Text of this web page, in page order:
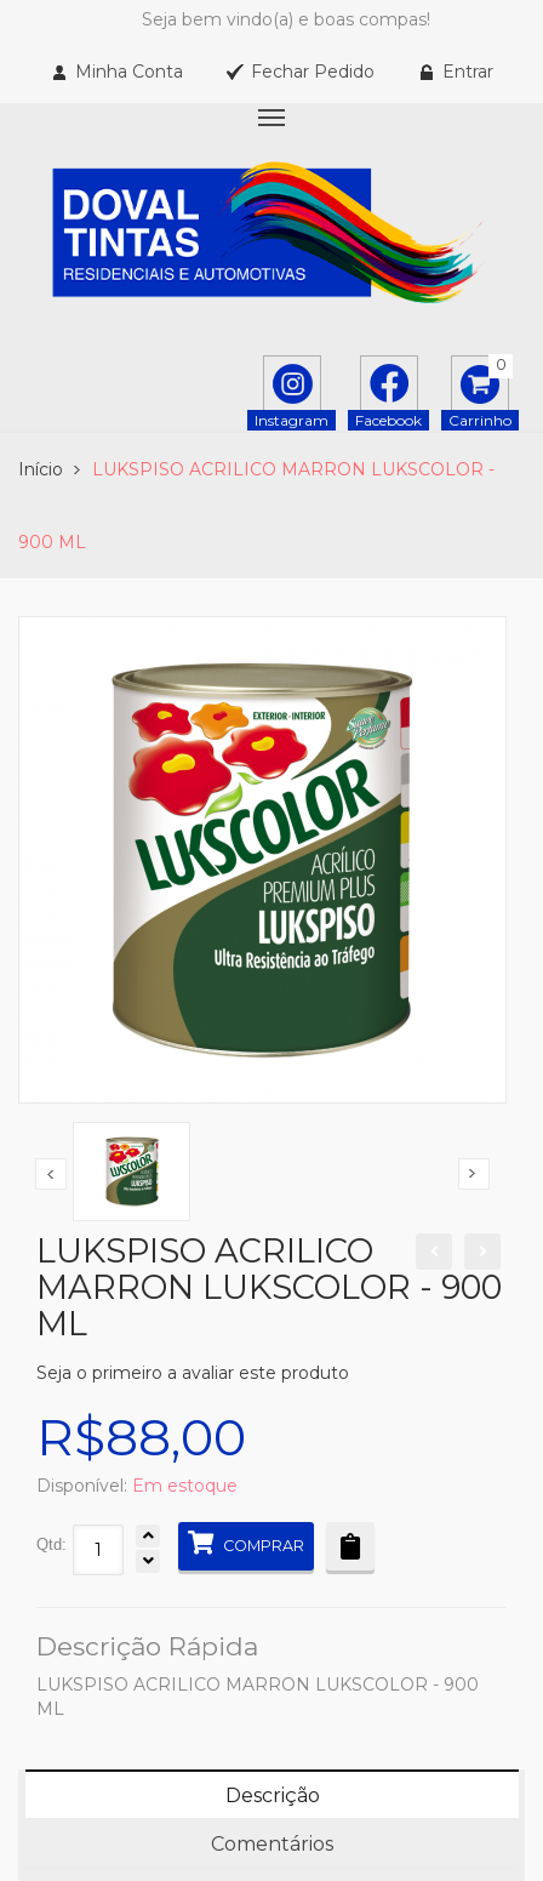
Seja bem vindo(a) e boas compas!
Minha Conta Fechar Pedido Entrar
Carrinho
0
Facebook
Instagram
Início LUKSPISO ACRILICO MARRON LUKSCOLOR -
900 ML
LUKSPISO ACRILICO
MARRON LUKSCOLOR - 900
ML
Seja o primeiro a avaliar este produto
R$88,00
Disponível: Em estoque
Qtd: COMPRAR
Descrição Rápida
LUKSPISO ACRILICO MARRON LUKSCOLOR - 900
ML
Descrição
Comentários